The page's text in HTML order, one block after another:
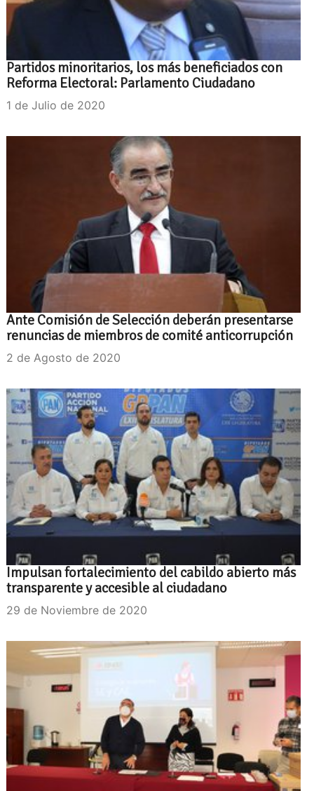
Partidos minoritarios, los más beneficiados con
Reforma Electoral: Parlamento Ciudadano
1 de Julio de 2020
Ante Comisión de Selección deberán presentarse
renuncias de miembros de comité anticorrupción
2 de Agosto de 2020
Impulsan fortalecimiento del cabildo abierto más
transparente y accesible al ciudadano
29 de Noviembre de 2020